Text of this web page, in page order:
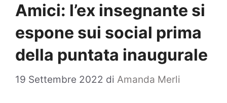
Amici: l’ex insegnante si
espone sui social prima
della puntata inaugurale
19 Settembre 2022 di Amanda Merli